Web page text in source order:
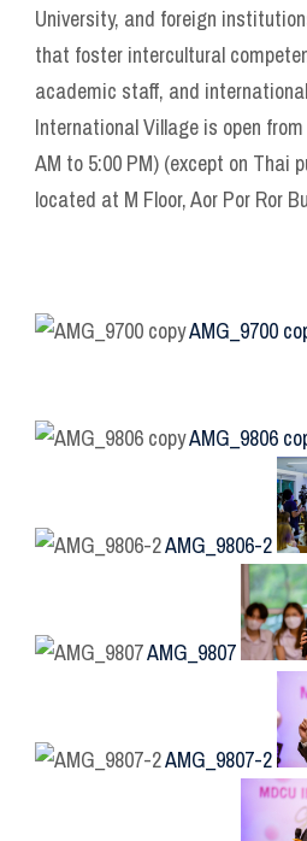
University, and foreign
that foster intercultural
academic staff, and
International Village is open
AM to 5:00 PM) (except on Thai
located at M Floor, Aor Por Ror
AMG_9700
AMG_9806
AMG_9806-2
AMG_9807
AMG_9807-2